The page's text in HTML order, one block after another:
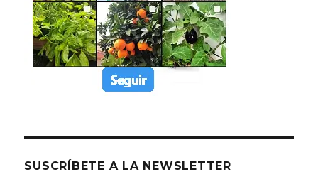
SUSCRÍBETE A LA NEWSLETTER